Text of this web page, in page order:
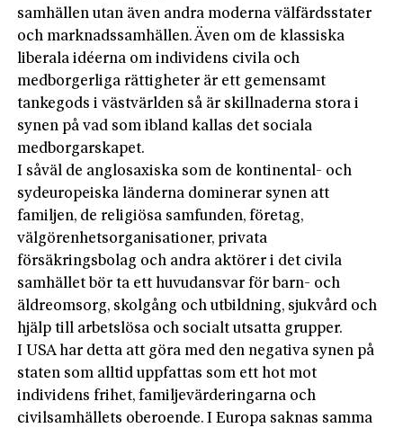
samhällen utan även andra moderna välfärdsstater
och marknadssamhällen. Även om de klassiska
liberala idéerna om individens civila och
medborgerliga rättigheter är ett gemensamt
tankegods i västvärlden så är skillnaderna stora i
synen på vad som ibland kallas det sociala
medborgarskapet.
I såväl de anglosaxiska som de kontinental- och
sydeuropeiska länderna dominerar synen att
familjen, de religiösa samfunden, företag,
välgörenhetsorganisationer, privata
försäkringsbolag och andra aktörer i det civila
samhället bör ta ett huvudansvar för barn- och
äldreomsorg, skolgång och utbildning, sjukvård och
hjälp till arbetslösa och socialt utsatta grupper.
I USA har detta att göra med den negativa synen på
staten som alltid uppfattas som ett hot mot
individens frihet, familjevärderingarna och
civilsamhällets oberoende. I Europa saknas samma